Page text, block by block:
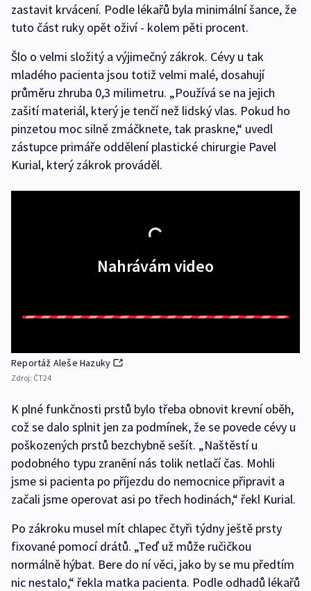
zastavit krvácení. Podle lékařů byla minimální šance, že
tuto část ruky opět oživí - kolem pěti procent.
Šlo o velmi složitý a výjimečný zákrok. Cévy u tak
mladého pacienta jsou totiž velmi malé, dosahují
průměru zhruba 0,3 milimetru. „Používá se na jejich
zašití materiál, který je tenčí než lidský vlas. Pokud ho
pinzetou moc silně zmáčknete, tak praskne,“ uvedl
zástupce primáře oddělení plastické chirurgie Pavel
Kurial, který zákrok prováděl.
Nahrávám video
Reportáž Aleše Hazuky
Zdroj: ČT24
K plné funkčnosti prstů bylo třeba obnovit krevní oběh,
což se dalo splnit jen za podmínek, že se povede cévy u
poškozených prstů bezchybně sešít. „Naštěstí u
podobného typu zranění nás tolik netlačí čas. Mohli
jsme si pacienta po příjezdu do nemocnice připravit a
začali jsme operovat asi po třech hodinách,“ řekl Kurial.
Po zákroku musel mít chlapec čtyři týdny ještě prsty
fixované pomocí drátů. „Teď už může ručičkou
normálně hýbat. Bere do ní věci, jako by se mu předtím
nic nestalo,“ řekla matka pacienta. Podle odhadů lékařů